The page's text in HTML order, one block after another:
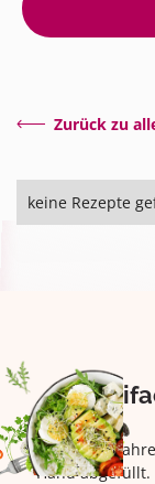
Zurück zu
keine Rezepte
Seit über 42
Hand abgefüllt.